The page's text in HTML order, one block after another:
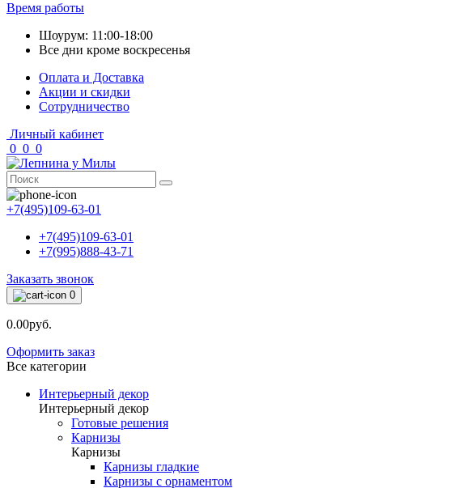
Время работы
Шоурум: 11:00-18:00
Все дни кроме воскресенья
Оплата и Доставка
Акции и скидки
Cотрудничество
Личный кабинет
0 0 0
+7(495)109-63-01
+7(495)109-63-01
+7(995)888-43-71
Заказать звонок
0
0.00руб.
Оформить заказ
Все категории
Интерьерный декор
Интерьерный декор
Готовые решения
Карнизы
Карнизы
Карнизы гладкие
Карнизы с орнаментом